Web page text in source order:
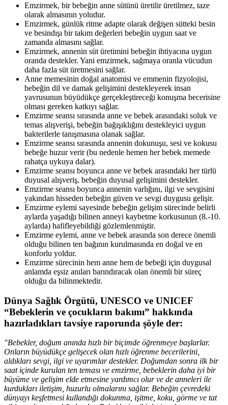
Emzirmek, bir bebeğin anne sütünü üretilir üretilmez, taze
olarak almasının yoludur.
Emzirmek, günlük ritme adapte olarak değişen sütteki besin
ve besindışı bir takım değerleri bebeğin uygun saat ve
zamanda almasını sağlar.
Emzirmek, annenin süt üretimini bebeğin ihtiyacına uygun
oranda destekler. Yani emzirmek, sağmaya oranla vücudun
daha fazla süt üretmesini sağlar.
Anne memesinin doğal anatomisi ve emmenin fizyolojisi,
bebeğin dil ve damak gelişimini destekleyerek insan
yavrusunun büyüdükçe gerçekleştireceği konuşma becerisine
olması gereken katkıyı sağlar.
Emzirme seansı sırasında anne ve bebek arasındaki soluk ve
temas alışverişi, bebeğin bağışıklığını destekleyici uygun
bakterilerle tanışmasına olanak sağlar.
Emzirme seansı sırasında annenin dokunuşu, sesi ve kokusu
bebeğe huzur verir (bu nedenle hemen her bebek memede
rahatça uykuya dalar).
Emzirme seansı boyunca anne ve bebek arasındaki her türlü
duyusal alışveriş, bebeğin duyusal gelişimini destekler.
Emzirme seansı boyunca annenin varlığını, ilgi ve sevgisini
yakından hisseden bebeğin güven ve sevgi duygusu gelişir.
Emzirme eylemi sayesinde bebeğin gelişim sürecinde belirli
aylarda yaşadığı bilinen anneyi kaybetme korkusunun (8.-10.
aylarda) hafifleyebildiği gözlemlenmiştir.
Emzirme eylemi, anne ve bebek arasında son derece önemli
olduğu bilinen ten bağının kurulmasında en doğal ve en
konforlu yoldur.
Emzirme sürecinin hem anne hem de bebeği için duygusal
anlamda eşsiz anıları barındıracak olan önemli bir süreç
olduğu da bilinmektedir.
Dünya Sağlık Örgütü, UNESCO ve UNICEF
“Bebeklerin ve çocukların bakımı” hakkında
hazırladıkları tavsiye raporunda şöyle der:
"Bebekler, doğum anında hızlı bir biçimde öğrenmeye başlarlar.
Onların büyüdükçe gelişecek olan hızlı öğrenme becerilerini,
aldıkları sevgi, ilgi ve uyarımlar destekler. Doğumdan sonra ilk bir
saat içinde kurulan ten teması ve emzirme, bebeklerin daha iyi bir
büyüme ve gelişim elde etmesine yardımcı olur ve de anneleri ile
kurdukları iletişim, huzurlu olmalarını sağlar. Bebeğin çevredeki
dünyayı keşfetmesi kullandığı dokunma, işitme, koku, görme ve tat